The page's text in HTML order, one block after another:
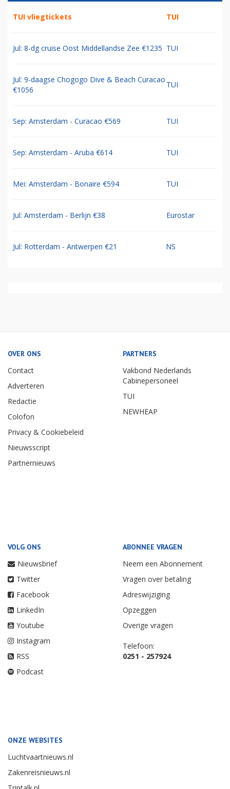
TUI vliegtickets TUI
Jul: 8-dg cruise Oost Middellandse Zee €1235 TUI
Jul: 9-daagse Chogogo Dive & Beach Curacao
€1056
TUI
Sep: Amsterdam - Curacao €569 TUI
Sep: Amsterdam - Aruba €614 TUI
Mei: Amsterdam - Bonaire €594 TUI
Jul: Amsterdam - Berlijn €38 Eurostar
Jul: Rotterdam - Antwerpen €21 NS
OVER ONS
Contact
Adverteren
Redactie
Colofon
Privacy & Cookiebeleid
Nieuwsscript
Partnernieuws
PARTNERS
Vakbond Nederlands
Cabinepersoneel
TUI
NEWHEAP
VOLG ONS
Nieuwsbrief
Twitter
Facebook
LinkedIn
Youtube
Instagram
RSS
Podcast
ABONNEE VRAGEN
Neem een Abonnement
Vragen over betaling
Adreswijziging
Opzeggen
Overige vragen
Telefoon:
0251 - 257924
ONZE WEBSITES
Luchtvaartnieuws.nl
Zakenreisnieuws.nl